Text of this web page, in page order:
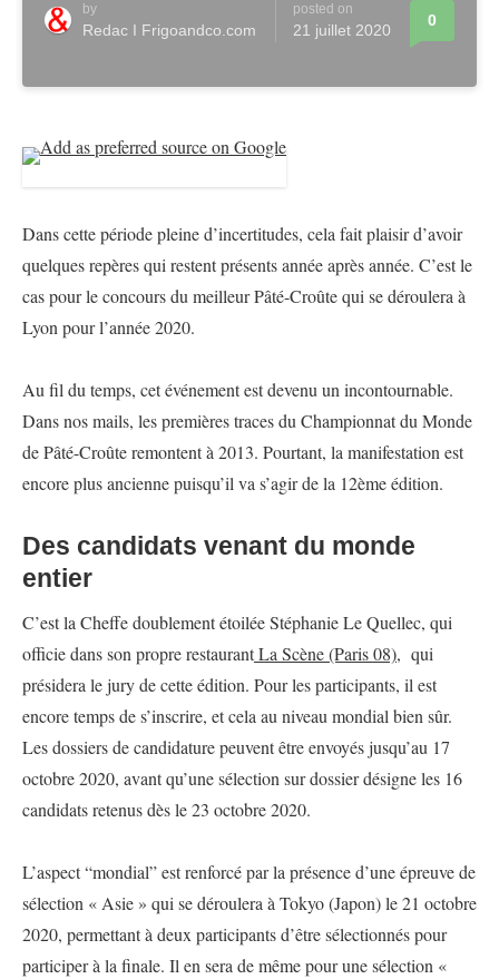
by
Redac I Frigoandco.com
posted on
21 juillet 2020
0
Dans cette période pleine d’incertitudes, cela fait plaisir d’avoir
quelques repères qui restent présents année après année. C’est le
cas pour le concours du meilleur Pâté-Croûte qui se déroulera à
Lyon pour l’année 2020.
Au fil du temps, cet événement est devenu un incontournable.
Dans nos mails, les premières traces du Championnat du Monde
de Pâté-Croûte remontent à 2013. Pourtant, la manifestation est
encore plus ancienne puisqu’il va s’agir de la 12ème édition.
Des candidats venant du monde
entier
C’est la Cheffe doublement étoilée Stéphanie Le Quellec, qui
officie dans son propre restaurantLa Scène (Paris 08), qui
présidera le jury de cette édition. Pour les participants, il est
encore temps de s’inscrire, et cela au niveau mondial bien sûr.
Les dossiers de candidature peuvent être envoyés jusqu’au 17
octobre 2020, avant qu’une sélection sur dossier désigne les 16
candidats retenus dès le 23 octobre 2020.
L’aspect “mondial” est renforcé par la présence d’une épreuve de
sélection « Asie » qui se déroulera à Tokyo (Japon) le 21 octobre
2020, permettant à deux participants d’être sélectionnés pour
participer à la finale. Il en sera de même pour une sélection «